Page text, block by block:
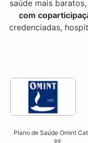
saúde mais
com
credenciadas,
Plano de Saúde Omint